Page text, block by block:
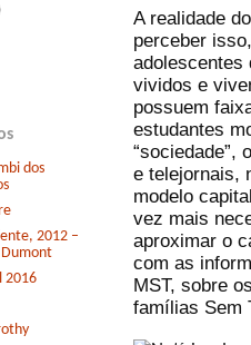
dos
2012 –
2016
A realidade
perceber
adolescentes
vividos e
possuem
estudantes
“sociedade”,
e telejornais,
modelo
vez mais
aproximar o
com as
MST, sobre
famílias Sem